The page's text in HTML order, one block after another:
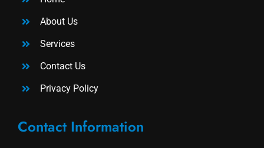
About Us
Services
Contact Us
Privacy Policy
Contact Information